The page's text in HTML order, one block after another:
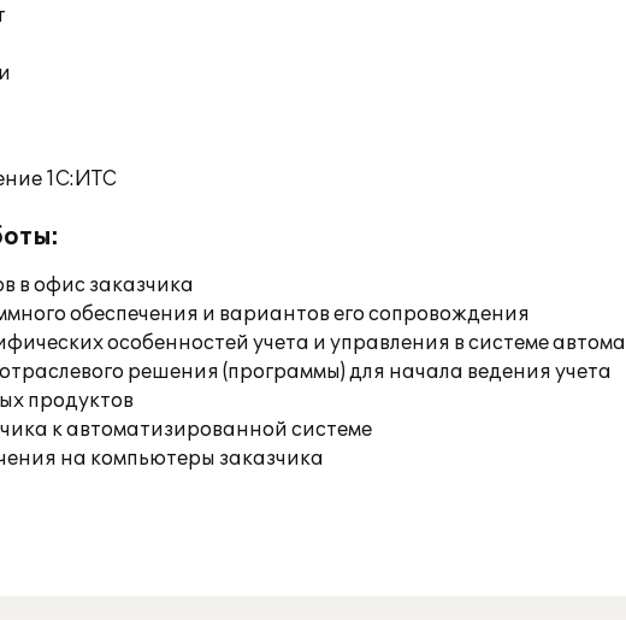
1С:ИТС
в офис заказчика
обеспечения и вариантов его сопровождения
особенностей учета и управления в системе
решения (программы) для начала ведения учета
продуктов
к автоматизированной системе
на компьютеры заказчика